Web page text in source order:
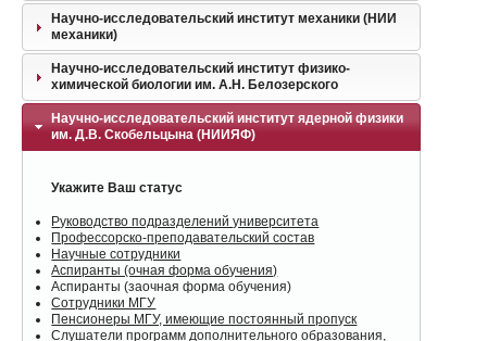
Научно-исследовательский институт механики (НИИ
механики)
Научно-исследовательский институт физико-
химической биологии им. А.Н. Белозерского
Научно-исследовательский институт ядерной физики
им. Д.В. Скобельцына (НИИЯФ)
Укажите Ваш статус
Руководство подразделений университета
Профессорско-преподавательский состав
Научные сотрудники
Аспиранты (очная форма обучения)
Аспиранты (заочная форма обучения)
Сотрудники МГУ
Пенсионеры МГУ, имеющие постоянный пропуск
Слушатели программ дополнительного образования,